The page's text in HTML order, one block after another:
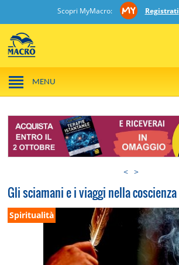
Scopri MyMacro: Registrati
MENU
< >
Gli sciamani e i viaggi nella coscienza
Spiritualità